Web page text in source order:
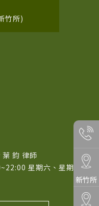
竹所)
鈞 律師
星期六、星期日
新竹所